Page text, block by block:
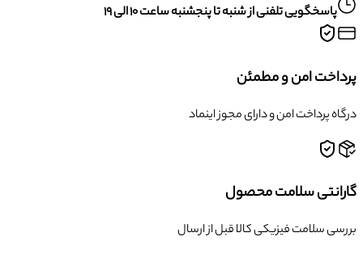
پاسخگویی تلفنی از شنبه تا پنجشنبه ساعت ۱۰ الی ۱۹
پرداخت امن و مطمئن
درگاه پرداخت امن و دارای مجوز اینماد
گارانتی سلامت محصول
بررسی سلامت فیزیکی کالا قبل از ارسال